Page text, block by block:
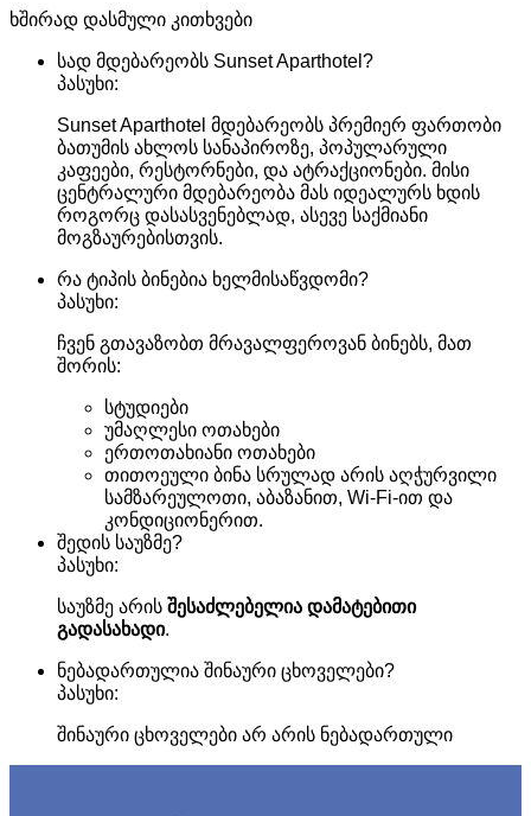
ხშირად დასმული კითხვები
სად მდებარეობს Sunset Aparthotel?
პასუხი:
Sunset Aparthotel მდებარეობს პრემიერ ფართობი
ბათუმის ახლოს სანაპიროზე, პოპულარული
კაფეები, რესტორნები, და ატრაქციონები. მისი
ცენტრალური მდებარეობა მას იდეალურს ხდის
როგორც დასასვენებლად, ასევე საქმიანი
მოგზაურებისთვის.
რა ტიპის ბინებია ხელმისაწვდომი?
პასუხი:
ჩვენ გთავაზობთ მრავალფეროვან ბინებს, მათ
შორის:
სტუდიები
უმაღლესი ოთახები
ერთოთახიანი ოთახები
თითოეული ბინა სრულად არის აღჭურვილი
სამზარეულოთი, აბაზანით, Wi-Fi-ით და
კონდიციონერით.
შედის საუზმე?
პასუხი:
საუზმე არის შესაძლებელია დამატებითი
გადასახადი.
ნებადართულია შინაური ცხოველები?
პასუხი:
შინაური ცხოველები არ არის ნებადართული